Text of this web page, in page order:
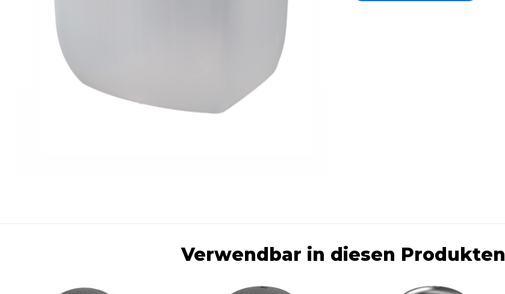
Verwendbar in diesen Produkten